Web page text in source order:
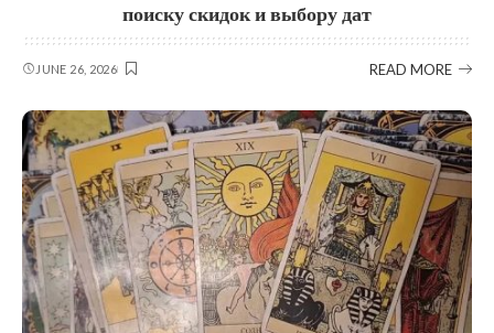
поиску скидок и выбору дат
JUNE 26, 2026 READ MORE